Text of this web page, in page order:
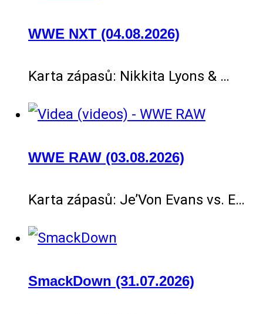
WWE NXT (04.08.2026)
Karta zápasů: Nikkita Lyons & …
WWE RAW (03.08.2026)
Karta zápasů: Je’Von Evans vs. E…
SmackDown (31.07.2026)